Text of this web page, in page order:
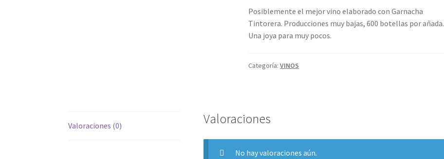
Posiblemente el mejor vino elaborado con Garnacha
Tintorera. Producciones muy bajas, 600 botellas por añada.
Una joya para muy pocos.
Categoría:VINOS
Valoraciones (0) Valoraciones
No hay valoraciones aún.